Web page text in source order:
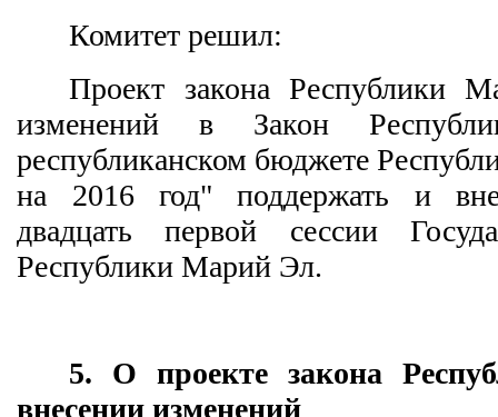
Комитет решил:
Проект закона Республики
изменений в Закон
республиканском бюджете
на 2016 год" поддержать и
двадцать первой сессии
Республики Марий Эл.
5. О проекте закона
внесении изменений